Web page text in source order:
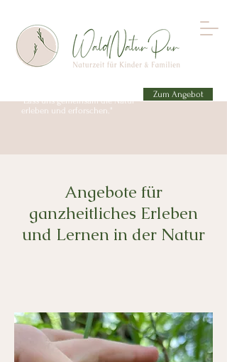
"Lass uns gemeinsam die Natur
erleben und erforschen."
Zum Angebot
Angebote für
ganzheitliches Erleben
und Lernen in der Natur